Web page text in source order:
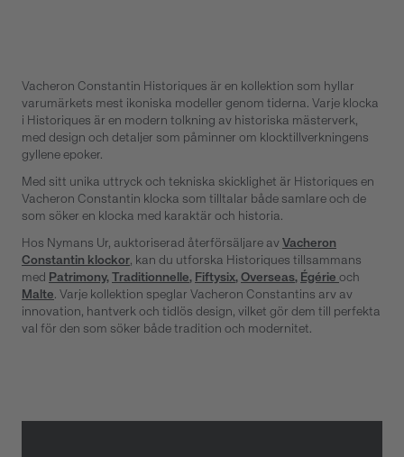
Vacheron Constantin Historiques är en kollektion som hyllar
varumärkets mest ikoniska modeller genom tiderna. Varje klocka
i Historiques är en modern tolkning av historiska mästerverk,
med design och detaljer som påminner om klocktillverkningens
gyllene epoker.
Med sitt unika uttryck och tekniska skicklighet är Historiques en
Vacheron Constantin klocka som tilltalar både samlare och de
som söker en klocka med karaktär och historia.
Hos Nymans Ur, auktoriserad återförsäljare av Vacheron
Constantin klockor, kan du utforska Historiques tillsammans
med Patrimony, Traditionnelle, Fiftysix, Overseas, Égérie och
Malte. Varje kollektion speglar Vacheron Constantins arv av
innovation, hantverk och tidlös design, vilket gör dem till perfekta
val för den som söker både tradition och modernitet.